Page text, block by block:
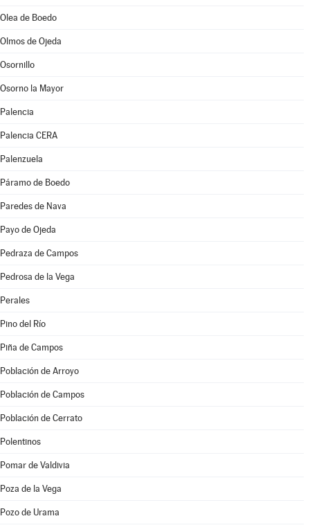
Olea de Boedo
Olmos de Ojeda
Osornillo
Osorno la Mayor
Palencia
Palencia CERA
Palenzuela
Páramo de Boedo
Paredes de Nava
Payo de Ojeda
Pedraza de Campos
Pedrosa de la Vega
Perales
Pino del Río
Piña de Campos
Población de Arroyo
Población de Campos
Población de Cerrato
Polentinos
Pomar de Valdivia
Poza de la Vega
Pozo de Urama